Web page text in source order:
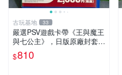
古玩基地 33
嚴選PSV遊戲卡帶《王與魔王
與七公主》，日版原廠封套，
雙面精美封面，實測暢玩無障
礙。久藏家中，輕微使用痕
$810